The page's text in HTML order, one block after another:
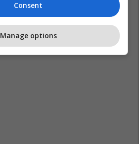
Consent
Manage options